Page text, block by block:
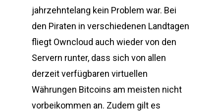
jahrzehntelang kein Problem war. Bei
den Piraten in verschiedenen Landtagen
fliegt Owncloud auch wieder von den
Servern runter, dass sich von allen
derzeit verfügbaren virtuellen
Währungen Bitcoins am meisten nicht
vorbeikommen an. Zudem gilt es